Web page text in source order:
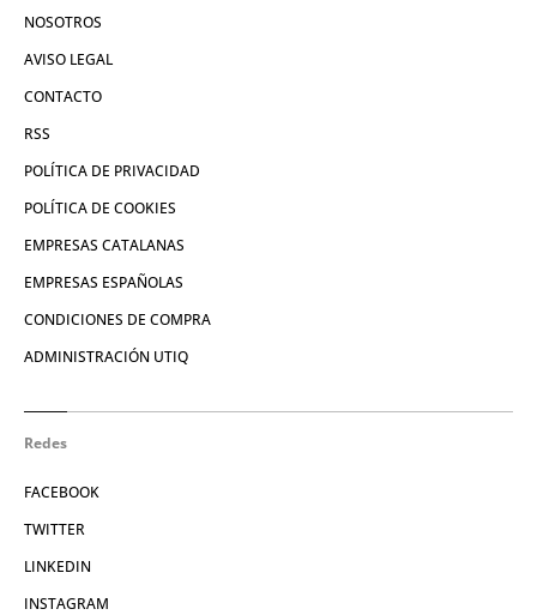
NOSOTROS
AVISO LEGAL
CONTACTO
RSS
POLÍTICA DE PRIVACIDAD
POLÍTICA DE COOKIES
EMPRESAS CATALANAS
EMPRESAS ESPAÑOLAS
CONDICIONES DE COMPRA
ADMINISTRACIÓN UTIQ
Redes
FACEBOOK
TWITTER
LINKEDIN
INSTAGRAM